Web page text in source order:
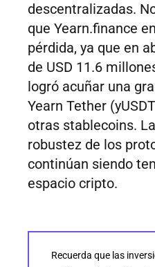
descentralizadas.
que Yearn.finance
pérdida, ya que en
de USD 11.6
logró acuñar una
Yearn Tether
otras stablecoins.
robustez de los
continúan siendo
espacio cripto.
Recuerda que las